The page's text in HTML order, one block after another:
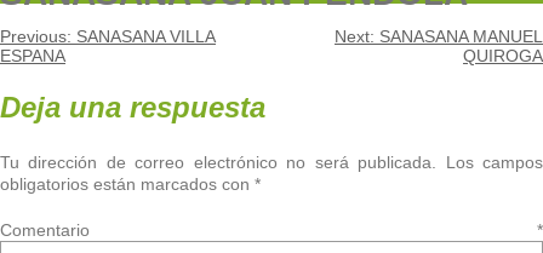
Navegación
de
entradas
Previous: SANASANA VILLA
ESPANA
Next: SANASANA MANUEL
QUIROGA
Deja una respuesta
Tu dirección de correo electrónico no será publicada.
Los campos
obligatorios están marcados con *
Comentario *